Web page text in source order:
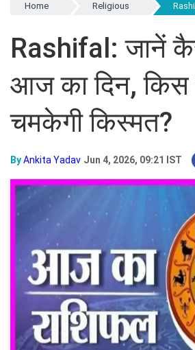
Home Religious
Rashifal: जानें
आज का दिन, किस
चमकेगी किस्मत?
ByAnkita Yadav Jun 4, 2026, 09:21 IST